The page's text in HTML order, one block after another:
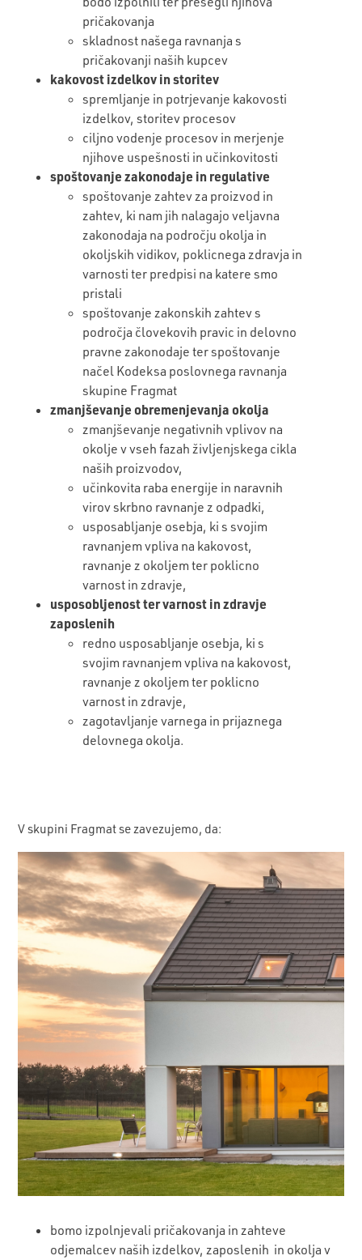
pričakovanja
skladnost našega ravnanja s
pričakovanji naših kupcev
kakovost izdelkov in storitev
spremljanje in potrjevanje kakovosti
izdelkov, storitev procesov
ciljno vodenje procesov in merjenje
njihove uspešnosti in učinkovitosti
spoštovanje zakonodaje in regulative
spoštovanje zahtev za proizvod in
zahtev, ki nam jih nalagajo veljavna
zakonodaja na področju okolja in
okoljskih vidikov, poklicnega zdravja in
varnosti ter predpisi na katere smo
pristali
spoštovanje zakonskih zahtev s
področja človekovih pravic in delovno
pravne zakonodaje ter spoštovanje
načel Kodeksa poslovnega ravnanja
skupine Fragmat
zmanjševanje obremenjevanja okolja
zmanjševanje negativnih vplivov na
okolje v vseh fazah življenjskega cikla
naših proizvodov,
učinkovita raba energije in naravnih
virov skrbno ravnanje z odpadki,
usposabljanje osebja, ki s svojim
ravnanjem vpliva na kakovost,
ravnanje z okoljem ter poklicno
varnost in zdravje,
usposobljenost ter varnost in zdravje
zaposlenih
redno usposabljanje osebja, ki s
svojim ravnanjem vpliva na kakovost,
ravnanje z okoljem ter poklicno
varnost in zdravje,
zagotavljanje varnega in prijaznega
delovnega okolja.
V skupini Fragmat se zavezujemo, da:
bomo izpolnjevali pričakovanja in zahteve
odjemalcev naših izdelkov, zaposlenih in okolja v